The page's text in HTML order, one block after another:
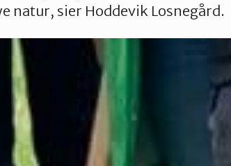
natur, sier Hoddevik Losnegård.